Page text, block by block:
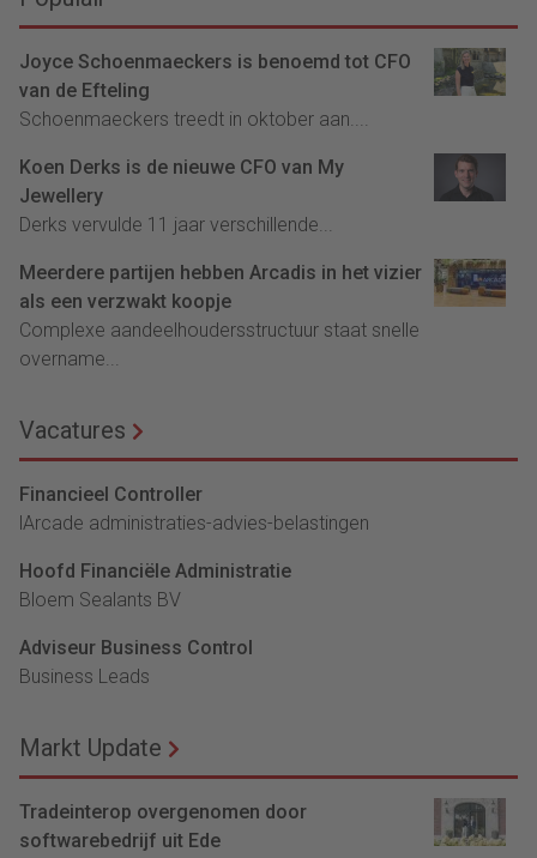
Joyce Schoenmaeckers is benoemd tot CFO
van de Efteling
Schoenmaeckers treedt in oktober aan....
Koen Derks is de nieuwe CFO van My
Jewellery
Derks vervulde 11 jaar verschillende...
Meerdere partijen hebben Arcadis in het vizier
als een verzwakt koopje
Complexe aandeelhoudersstructuur staat snelle
overname...
Vacatures
Financieel Controller
lArcade administraties-advies-belastingen
Hoofd Financiële Administratie
Bloem Sealants BV
Adviseur Business Control
Business Leads
Markt Update
Tradeinterop overgenomen door
softwarebedrijf uit Ede